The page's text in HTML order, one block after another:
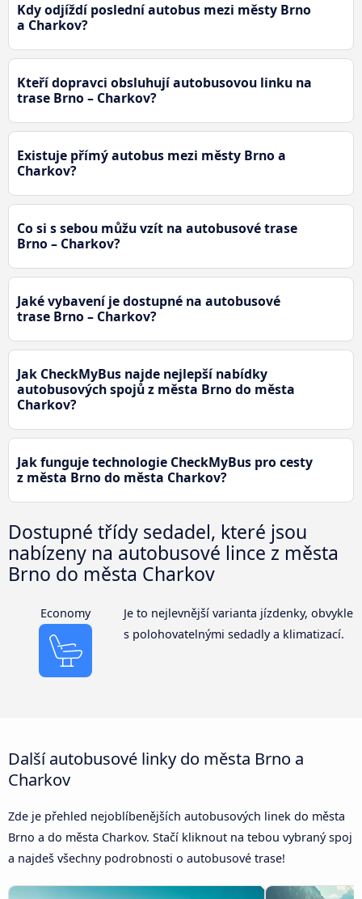
Kdy odjíždí poslední autobus mezi městy Brno
a Charkov?
Kteří dopravci obsluhují autobusovou linku na
trase Brno – Charkov?
Existuje přímý autobus mezi městy Brno a
Charkov?
Co si s sebou můžu vzít na autobusové trase
Brno – Charkov?
Jaké vybavení je dostupné na autobusové
trase Brno – Charkov?
Jak CheckMyBus najde nejlepší nabídky
autobusových spojů z města Brno do města
Charkov?
Jak funguje technologie CheckMyBus pro cesty
z města Brno do města Charkov?
Dostupné třídy sedadel, které jsou
nabízeny na autobusové lince z města
Brno do města Charkov
Economy
Je to nejlevnější varianta jízdenky, obvykle
s polohovatelnými sedadly a klimatizací.
Další autobusové linky do města Brno a
Charkov
Zde je přehled nejoblíbenějších autobusových linek do města
Brno a do města Charkov. Stačí kliknout na tebou vybraný spoj
a najdeš všechny podrobnosti o autobusové trase!